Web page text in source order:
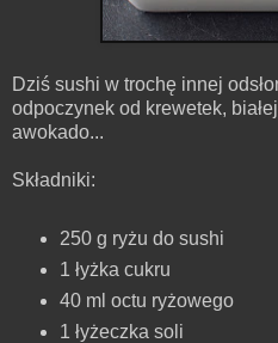
Dziś sushi w trochę innej
odpoczynek od krewetek,
awokado...
Składniki:
250 g ryżu do sushi
1 łyżka cukru
40 ml octu ryżowego
1 łyżeczka soli